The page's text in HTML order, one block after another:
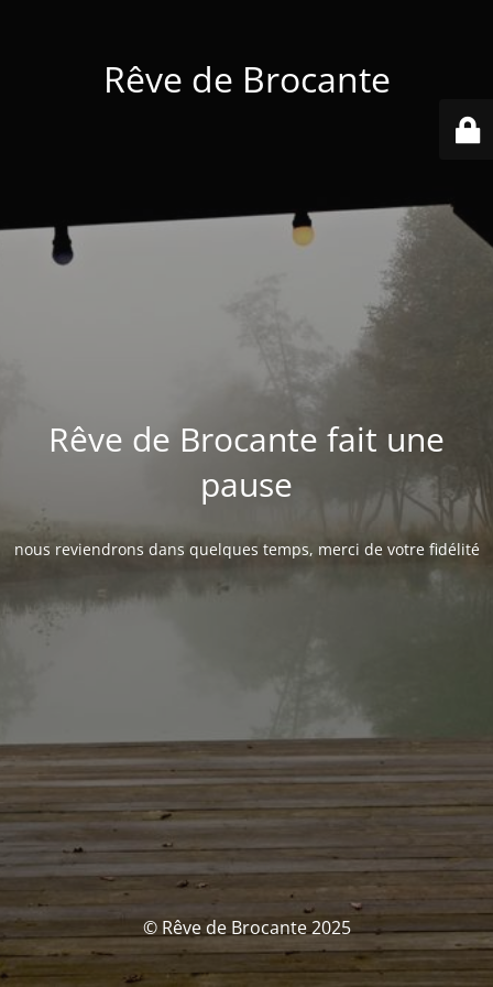
Rêve de Brocante
Rêve de Brocante fait une
pause
nous reviendrons dans quelques temps, merci de votre fidélité
© Rêve de Brocante 2025